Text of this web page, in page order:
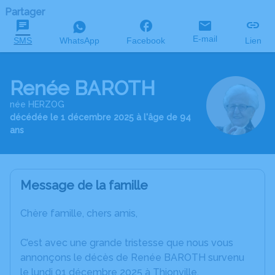
Partager
SMS WhatsApp Facebook E-mail Lien
Renée BAROTH
née HERZOG
décédée le 1 décembre 2025 à l'âge de 94
ans
Message de la famille
Chère famille, chers amis,
C’est avec une grande tristesse que nous vous
annonçons le décès de Renée BAROTH survenu
le lundi 01 décembre 2025 à Thionville.